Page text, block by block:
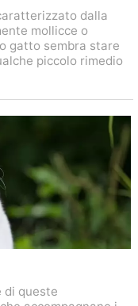
dalla
mollicce o
gatto sembra stare
piccolo rimedio
di queste